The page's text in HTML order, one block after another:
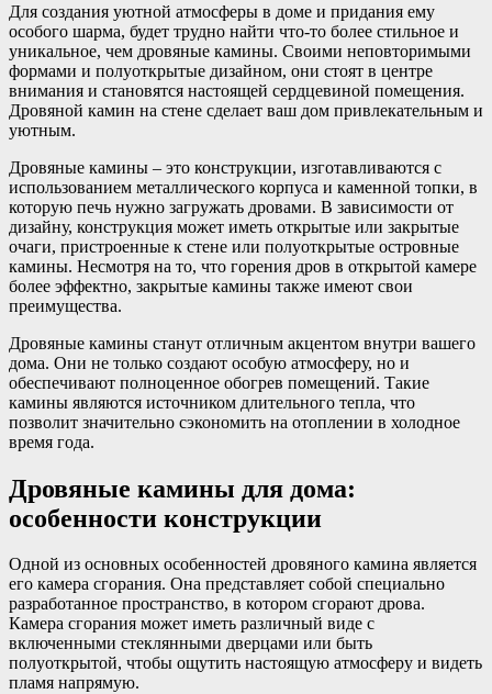
Для создания уютной атмосферы в доме и придания ему
особого шарма, будет трудно найти что-то более стильное и
уникальное, чем дровяные камины. Своими неповторимыми
формами и полуоткрытые дизайном, они стоят в центре
внимания и становятся настоящей сердцевиной помещения.
Дровяной камин на стене сделает ваш дом привлекательным и
уютным.
Дровяные камины – это конструкции, изготавливаются с
использованием металлического корпуса и каменной топки, в
которую печь нужно загружать дровами. В зависимости от
дизайну, конструкция может иметь открытые или закрытые
очаги, пристроенные к стене или полуоткрытые островные
камины. Несмотря на то, что горения дров в открытой камере
более эффектно, закрытые камины также имеют свои
преимущества.
Дровяные камины станут отличным акцентом внутри вашего
дома. Они не только создают особую атмосферу, но и
обеспечивают полноценное обогрев помещений. Такие
камины являются источником длительного тепла, что
позволит значительно сэкономить на отоплении в холодное
время года.
Дровяные камины для дома:
особенности конструкции
Одной из основных особенностей дровяного камина является
его камера сгорания. Она представляет собой специально
разработанное пространство, в котором сгорают дрова.
Камера сгорания может иметь различный виде с
включенными стеклянными дверцами или быть
полуоткрытой, чтобы ощутить настоящую атмосферу и видеть
пламя напрямую.